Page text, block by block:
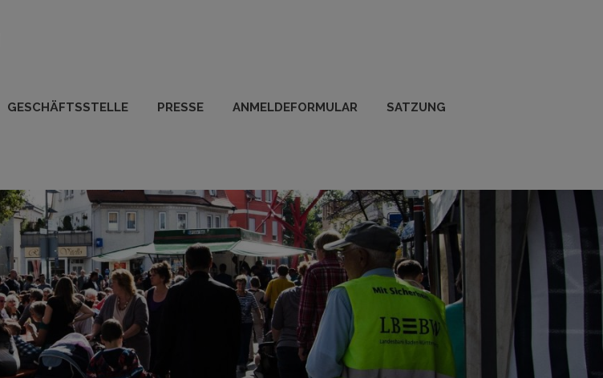
GESCHÄFTSSTELLE PRESSE ANMELDEFORMULAR SATZUNG